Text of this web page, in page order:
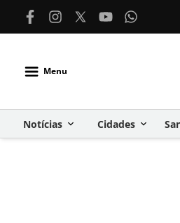
Menu
Notícias Cidades